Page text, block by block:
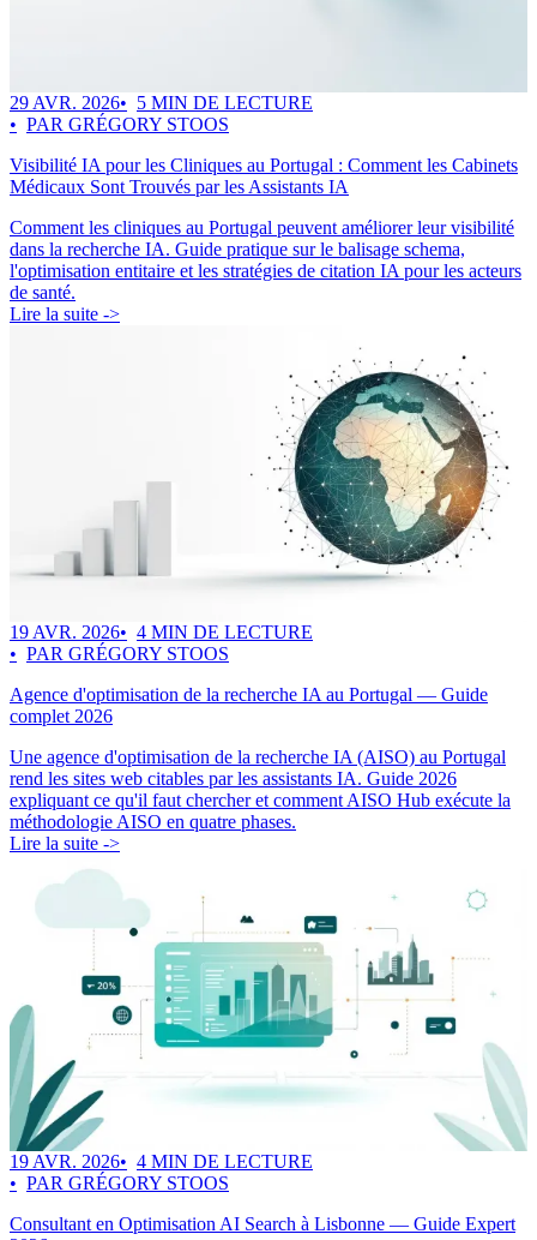
29 AVR. 2026
5 MIN DE LECTURE
PAR GRÉGORY STOOS
Visibilité IA pour les Cliniques au Portugal : Comment les Cabinets
Médicaux Sont Trouvés par les Assistants IA
Comment les cliniques au Portugal peuvent améliorer leur visibilité
dans la recherche IA. Guide pratique sur le balisage schema,
l'optimisation entitaire et les stratégies de citation IA pour les acteurs
de santé.
Lire la suite ->
19 AVR. 2026
4 MIN DE LECTURE
PAR GRÉGORY STOOS
Agence d'optimisation de la recherche IA au Portugal — Guide
complet 2026
Une agence d'optimisation de la recherche IA (AISO) au Portugal
rend les sites web citables par les assistants IA. Guide 2026
expliquant ce qu'il faut chercher et comment AISO Hub exécute la
méthodologie AISO en quatre phases.
Lire la suite ->
19 AVR. 2026
4 MIN DE LECTURE
PAR GRÉGORY STOOS
Consultant en Optimisation AI Search à Lisbonne — Guide Expert